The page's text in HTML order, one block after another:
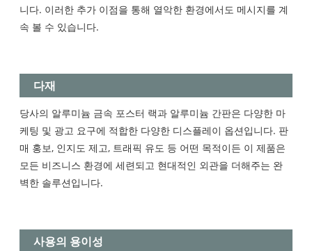
니다. 이러한 추가 이점을 통해 열악한 환경에서도 메시지를 계
속 볼 수 있습니다.
다재
당사의 알루미늄 금속 포스터 랙과 알루미늄 간판은 다양한 마
케팅 및 광고 요구에 적합한 다양한 디스플레이 옵션입니다. 판
매 홍보, 인지도 제고, 트래픽 유도 등 어떤 목적이든 이 제품은
모든 비즈니스 환경에 세련되고 현대적인 외관을 더해주는 완
벽한 솔루션입니다.
사용의 용이성